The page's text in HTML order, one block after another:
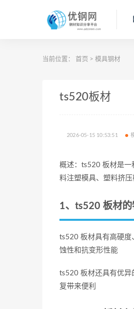
当前位置： 首页 > 模具钢材
ts520板材
2026-05-15 10:53:51
概述：ts520 板材是一
料注塑模具、塑料挤
1、ts520 板材的
ts520 板材具有高硬度
蚀性和抗变形性能
ts520 板材还具有优异
复带来便利